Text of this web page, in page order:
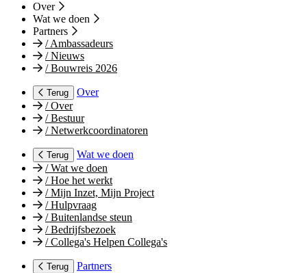
Over
Wat we doen
Partners
/Ambassadeurs
/Nieuws
/Bouwreis 2026
Terug
Over
/Over
/Bestuur
/Netwerkcoordinatoren
Terug
Wat we doen
/Wat we doen
/Hoe het werkt
/Mijn Inzet, Mijn Project
/Hulpvraag
/Buitenlandse steun
/Bedrijfsbezoek
/Collega's Helpen Collega's
Terug
Partners